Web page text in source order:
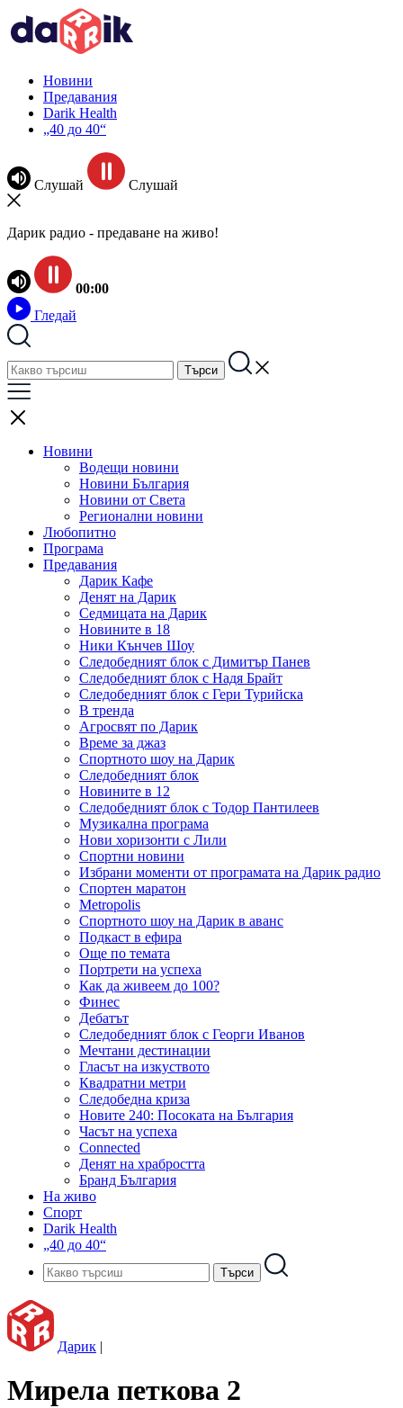
Новини
Предавания
Darik Health
„40 до 40“
Слушай Слушай
Дарик радио - предаване на живо!
00:00
Гледай
Новини
Водещи новини
Новини България
Новини от Света
Регионални новини
Любопитно
Програма
Предавания
Дарик Кафе
Денят на Дарик
Седмицата на Дарик
Новините в 18
Ники Кънчев Шоу
Следобедният блок с Димитър Панев
Следобедният блок с Надя Брайт
Следобедният блок с Гери Турийска
В тренда
Агросвят по Дарик
Време за джаз
Спортното шоу на Дарик
Следобедният блок
Новините в 12
Следобедният блок с Тодор Пантилеев
Музикална програма
Нови хоризонти с Лили
Спортни новини
Избрани моменти от програмата на Дарик радио
Спортен маратон
Metropolis
Спортното шоу на Дарик в аванс
Подкаст в ефира
Още по темата
Портрети на успеха
Как да живеем до 100?
Финес
Дебатът
Следобедният блок с Георги Иванов
Мечтани дестинации
Гласът на изкуството
Квадратни метри
Следобедна криза
Новите 240: Посоката на България
Часът на успеха
Connected
Денят на храбростта
Бранд България
На живо
Спорт
Darik Health
„40 до 40“
Дарик |
Мирела петкова 2